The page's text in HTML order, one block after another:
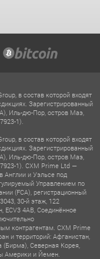
в состав которой входят
Зарегистрированный
Иль-дю-Пор, остров Маэ,
1).
в состав которой входят
Зарегистрированный
Иль-дю-Пор, остров Маэ,
1). CXM Prime Ltd —
Англии и Уэльсе под
Управлением по
(FCA), регистрационный
30-й этаж, 122
ECV3 4AB, Соединённое
контрагентам. CXM Prime
и территорий: Афганистан,
(Бирма), Северная Корея,
Америки и Йемен.